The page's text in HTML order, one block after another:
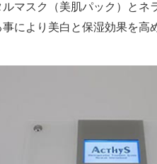
マスク（美肌パック）と
により美白と保湿効果を高